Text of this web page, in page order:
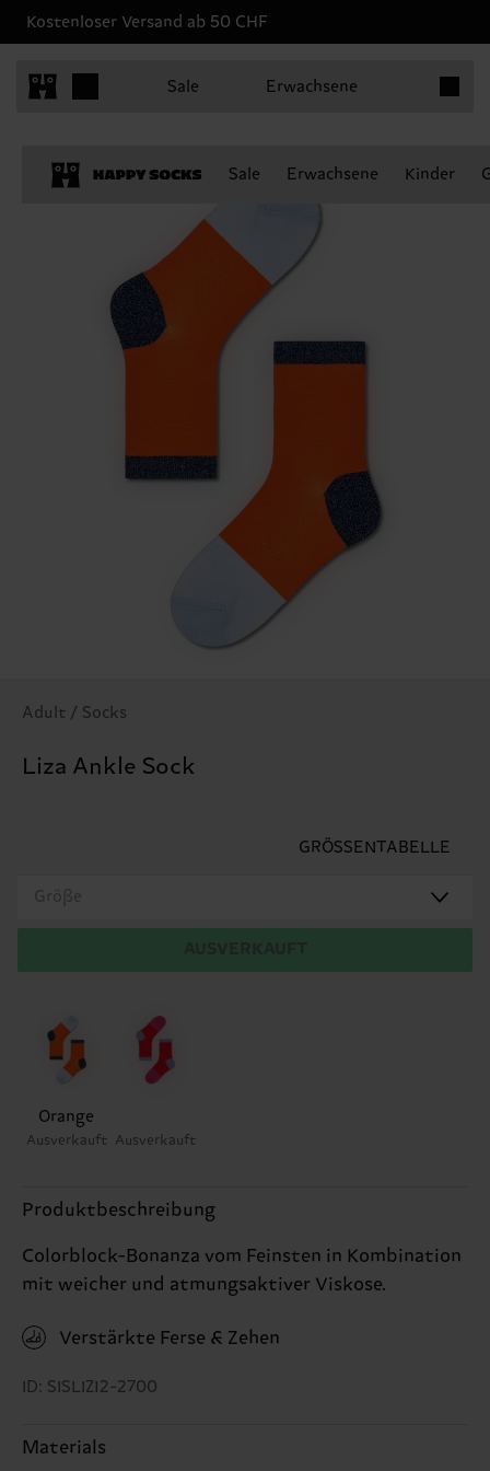
Kostenloser Versand ab 50 CHF
Sale Erwachsene
Sale Erwachsene Kinder
Adult / Socks
Liza Ankle Sock
GRÖSSENTABELLE
Größe
Orange
Ausverkauft Ausverkauft
Produktbeschreibung
Colorblock-Bonanza vom Feinsten in Kombination
mit weicher und atmungsaktiver Viskose.
Verstärkte Ferse & Zehen
ID: SISLIZ12-2700
Materials